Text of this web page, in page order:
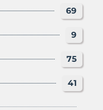
69
9
75
41